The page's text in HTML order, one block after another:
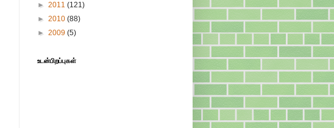
► 2011 (121)
► 2010 (88)
► 2009 (5)
உடன்பிறப்புகள்